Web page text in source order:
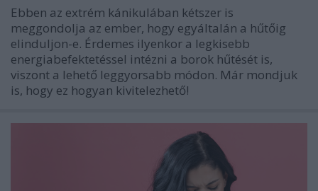
Ebben az extrém kánikulában kétszer is
meggondolja az ember, hogy egyáltalán a hűtőig
elinduljon-e. Érdemes ilyenkor a legkisebb
energiabefektetéssel intézni a borok hűtését is,
viszont a lehető leggyorsabb módon. Már mondjuk
is, hogy ez hogyan kivitelezhető!